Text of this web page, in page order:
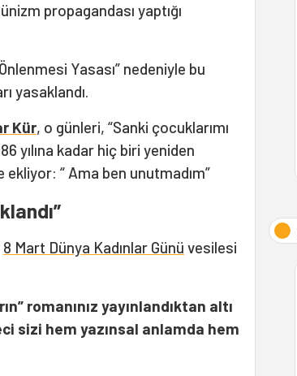
propagandası yaptığı
Yasası” nedeniyle bu
yasaklandı.
Kür, o günleri, “Sanki çocuklarımı
yılına kadar hiç biri yeniden
ekliyor: “ Ama ben unutmadım”
8 Mart Dünya Kadınlar Günü vesilesi
romanınız yayınlandıktan altı
sizi hem yazınsal anlamda hem